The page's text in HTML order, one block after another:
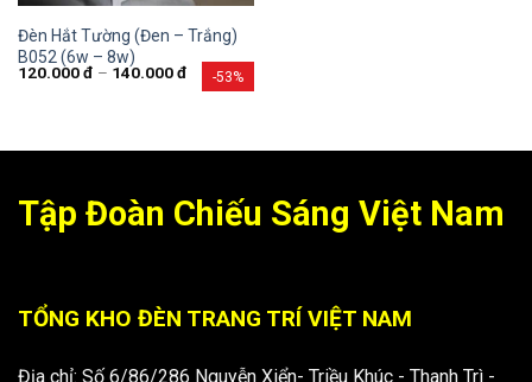
-53%
Đèn Hắt Tường (Đen – Trắng)
B052 (6w – 8w)
120.000đ – 140.000đ
Tập Đoàn Chiếu Sáng Việt Nam
TỔNG KHO ĐÈN TRANG TRÍ VIỆT NAM
Địa chỉ: Số 6/86/286 Nguyễn Xiển- Triều Khúc - Thanh Trì -